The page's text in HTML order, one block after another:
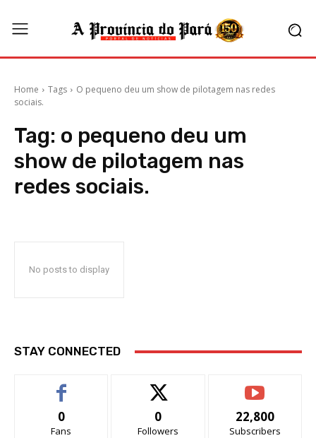
Home Tags
O pequeno deu um show de pilotagem nas redes
sociais.
Tag: o pequeno deu um
show de pilotagem nas
redes sociais.
No posts to display
STAY CONNECTED
0
Fans
0
Followers
22,800
Subscribers